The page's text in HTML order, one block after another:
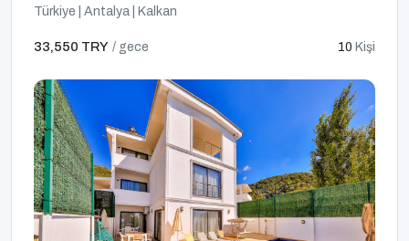
Türkiye | Antalya | Kalkan
33,550 TRY / gece 10 Kişi